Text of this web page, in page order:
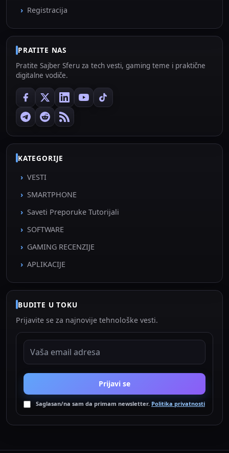
Registracija
PRATITE NAS
Pratite Sajber Sferu za tech vesti, gaming teme i praktične
digitalne vodiče.
KATEGORIJE
VESTI
SMARTPHONE
Saveti Preporuke Tutorijali
SOFTWARE
GAMING RECENZIJE
APLIKACIJE
BUDITE U TOKU
Prijavite se za najnovije tehnološke vesti.
EMAIL ADRESA
Prijavi se
Saglasan/na sam da primam newsletter. Politika privatnosti